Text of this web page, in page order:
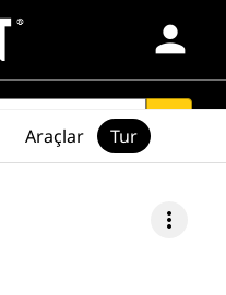
person
more_vert
Araçlar Tur